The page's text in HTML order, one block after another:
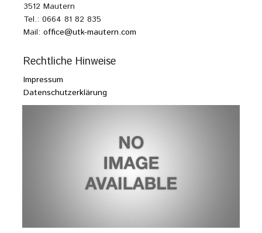
3512 Mautern
Tel.: 0664 81 82 835
Mail: office@utk-mautern.com
Rechtliche Hinweise
Impressum
Datenschutzerklärung